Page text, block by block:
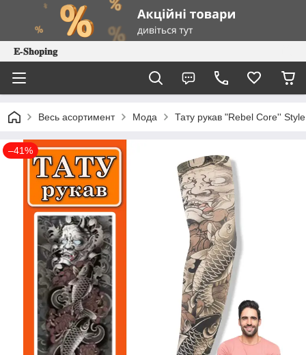
𝐄-𝐒𝐡𝐨𝐩𝐢𝐧𝐠
Весь асортимент Мода Тату рукав "Rebel Core''
–41%